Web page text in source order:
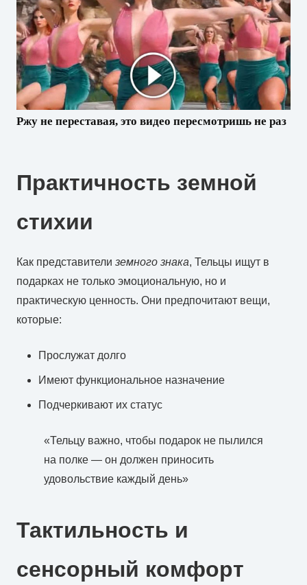
Ржу не переставая, это видео пересмотришь не раз
Практичность земной
стихии
Как представители земного знака, Тельцы ищут в
подарках не только эмоциональную, но и
практическую ценность. Они предпочитают вещи,
которые:
Прослужат долго
Имеют функциональное назначение
Подчеркивают их статус
«Тельцу важно, чтобы подарок не пылился
на полке — он должен приносить
удовольствие каждый день»
Тактильность и
сенсорный комфорт